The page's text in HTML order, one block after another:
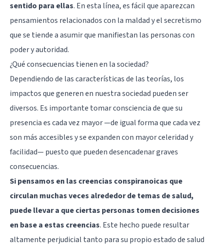
sentido para ellas. En esta línea, es fácil que aparezcan
pensamientos relacionados con la maldad y el secretismo
que se tiende a asumir que manifiestan las personas con
poder y autoridad.
¿Qué consecuencias tienen en la sociedad?
Dependiendo de las características de las teorías, los
impactos que generen en nuestra sociedad pueden ser
diversos. Es importante tomar consciencia de que su
presencia es cada vez mayor —de igual forma que cada vez
son más accesibles y se expanden con mayor celeridad y
facilidad— puesto que pueden desencadenar graves
consecuencias.
Si pensamos en las creencias conspiranoicas que
circulan muchas veces alrededor de temas de salud,
puede llevar a que ciertas personas tomen decisiones
en base a estas creencias. Este hecho puede resultar
altamente perjudicial tanto para su propio estado de salud